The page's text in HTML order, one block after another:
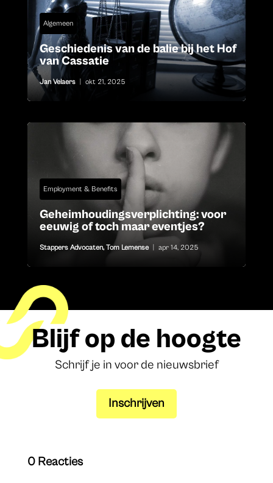
Algemeen
Geschiedenis van de balie bij het Hof
van Cassatie
Jan Velaers okt 21, 2025
Employment & Benefits
Geheimhoudingsverplichting: voor
eeuwig of toch maar eventjes?
Stappers Advocaten, Tom Lemense apr 14, 2025
Blijf op de hoogte
Schrijf je in voor de nieuwsbrief
Inschrijven
0 Reacties